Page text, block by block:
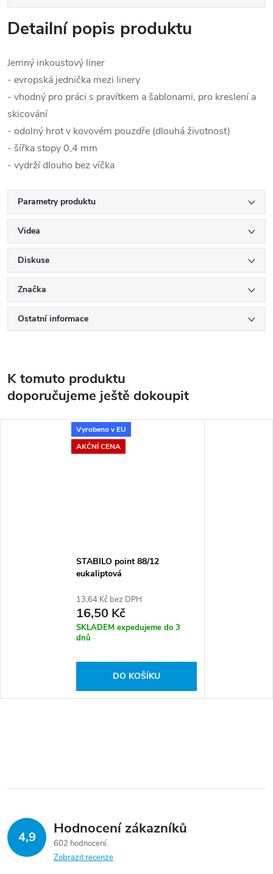
Detailní popis produktu
Jemný inkoustový liner
- evropská jednička mezi linery
- vhodný pro práci s pravítkem a šablonami, pro kreslení a
skicování
- odolný hrot v kovovém pouzdře (dlouhá životnost)
- šířka stopy 0,4 mm
- vydrží dlouho bez víčka
Parametry produktu
Videa
Diskuse
Značka
Ostatní informace
K tomuto produktu
doporučujeme ještě dokoupit
Vyrobeno v EU
AKČNÍ CENA
STABILO point 88/12
eukaliptová
13,64 Kč bez DPH
16,50 Kč
SKLADEM expedujeme do 3
dnů
DO KOŠÍKU
4,9 Hodnocení zákazníků
602 hodnocení
Zobrazit recenze